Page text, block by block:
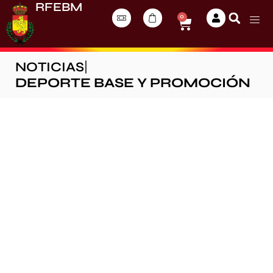
RFEBM
0
NOTICIAS
DEPORTE BASE Y PROMOCIÓN